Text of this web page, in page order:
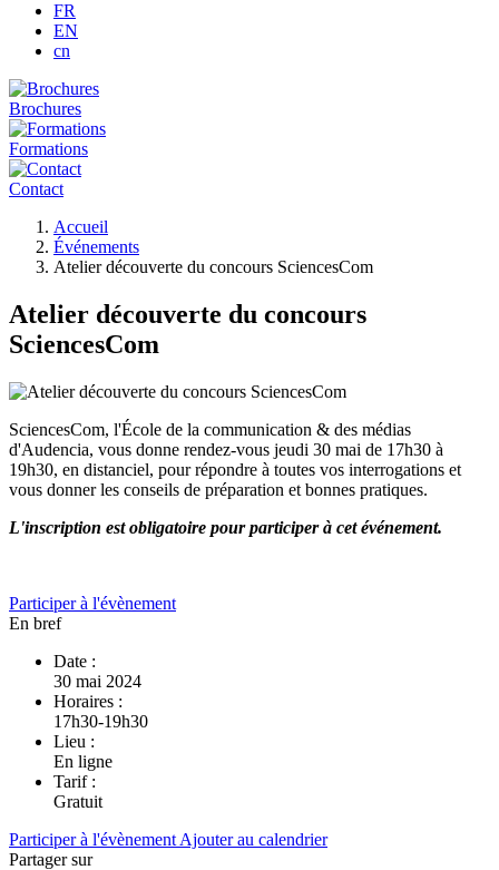
FR
EN
cn
Brochures
Formations
Contact
d'Ariane
Accueil
Événements
Atelier découverte du concours SciencesCom
Atelier découverte du concours
SciencesCom
SciencesCom, l'École de la communication & des médias
d'Audencia, vous donne rendez-vous jeudi 30 mai de 17h30 à
19h30, en distanciel, pour répondre à toutes vos interrogations et
vous donner les conseils de préparation et bonnes pratiques.
L'inscription est obligatoire pour participer à cet événement.
Participer à l'évènement
En bref
Date :
30 mai 2024
Horaires :
17h30-19h30
Lieu :
En ligne
Tarif :
Gratuit
Participer à l'évènement Ajouter au calendrier
Partager sur